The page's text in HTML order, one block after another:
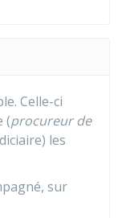
Celle-ci
(procureur de
les
sur